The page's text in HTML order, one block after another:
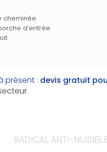
cheminée
d’entrée
présent : devis gratuit
RADICAL ANTI-